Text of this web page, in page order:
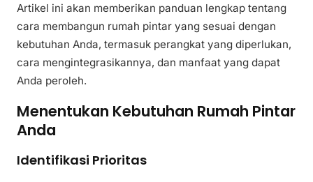
Artikel ini akan memberikan panduan lengkap tentang
cara membangun rumah pintar yang sesuai dengan
kebutuhan Anda, termasuk perangkat yang diperlukan,
cara mengintegrasikannya, dan manfaat yang dapat
Anda peroleh.
Menentukan Kebutuhan Rumah Pintar
Anda
Identifikasi Prioritas